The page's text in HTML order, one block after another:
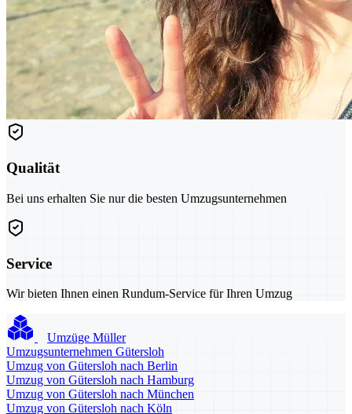
Qualität
Bei uns erhalten Sie nur die besten Umzugsunternehmen
Service
Wir bieten Ihnen einen Rundum-Service für Ihren Umzug
Umzüge Müller
Umzugsunternehmen Gütersloh
Umzug von Gütersloh nach Berlin
Umzug von Gütersloh nach Hamburg
Umzug von Gütersloh nach München
Umzug von Gütersloh nach Köln